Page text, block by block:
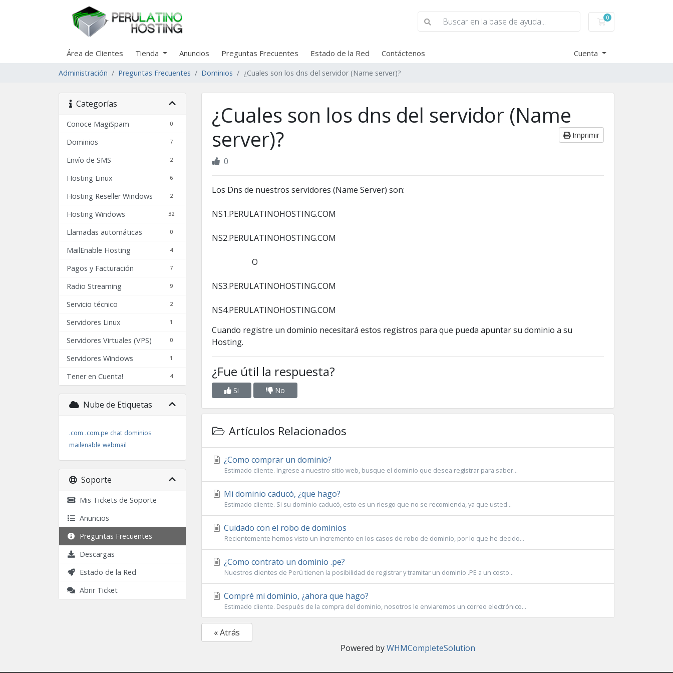
0
Carro de Pedidos
Área de Clientes Tienda Anuncios Preguntas Frecuentes Estado de la Red Contáctenos Cuenta
Administración Preguntas Frecuentes Dominios ¿Cuales son los dns del servidor (Name server)?
Categorías
0
Conoce MagiSpam
7
Dominios
2
Envío de SMS
6
Hosting Linux
2
Hosting Reseller Windows
32
Hosting Windows
0
Llamadas automáticas
4
MailEnable Hosting
7
Pagos y Facturación
9
Radio Streaming
2
Servicio técnico
1
Servidores Linux
0
Servidores Virtuales (VPS)
1
Servidores Windows
4
Tener en Cuenta!
Nube de Etiquetas
.com .com.pe chat dominios
mailenable webmail
Soporte
Mis Tickets de Soporte
Anuncios
Preguntas Frecuentes
Descargas
Estado de la Red
Abrir Ticket
¿Cuales son los dns del servidor (Name
server)?
Imprimir
0
Los Dns de nuestros servidores (Name Server) son:
NS1.PERULATINOHOSTING.COM
NS2.PERULATINOHOSTING.COM
O
NS3.PERULATINOHOSTING.COM
NS4.PERULATINOHOSTING.COM
Cuando registre un dominio necesitará estos registros para que pueda apuntar su dominio a su
Hosting.
¿Fue útil la respuesta?
Si No
Artículos Relacionados
¿Como comprar un dominio?
Estimado cliente. Ingrese a nuestro sitio web, busque el dominio que desea registrar para saber...
Mi dominio caducó, ¿que hago?
Estimado cliente. Si su dominio caducó, esto es un riesgo que no se recomienda, ya que usted...
Cuidado con el robo de dominios
Recientemente hemos visto un incremento en los casos de robo de dominio, por lo que he decido...
¿Como contrato un dominio .pe?
Nuestros clientes de Perú tienen la posibilidad de registrar y tramitar un dominio .PE a un costo...
Compré mi dominio, ¿ahora que hago?
Estimado cliente. Después de la compra del dominio, nosotros le enviaremos un correo electrónico...
« Atrás
Powered byWHMCompleteSolution